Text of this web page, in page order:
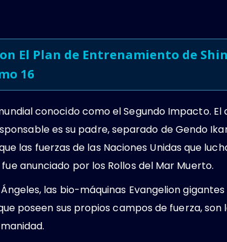
El Plan de Entrenamiento de
16
conocido como el Segundo Impacto.
es su padre, separado de Gendo
las fuerzas de las Naciones Unidas que
anunciado por los Rollos del Mar Muerto.
las bio-máquinas Evangelion gigantes
poseen sus propios campos de fuerza, son